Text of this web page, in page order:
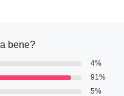
bene?
4%
91%
5%